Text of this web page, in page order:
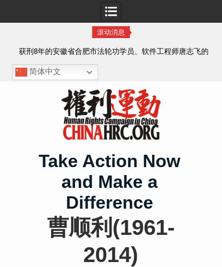
滚动消息
获刑8年的安徽省合肥市法轮功学员、软件工程师唐志飞的
案情及简历
简体中文
Take Action Now
and Make a
Difference
曹顺利(1961-
2014)